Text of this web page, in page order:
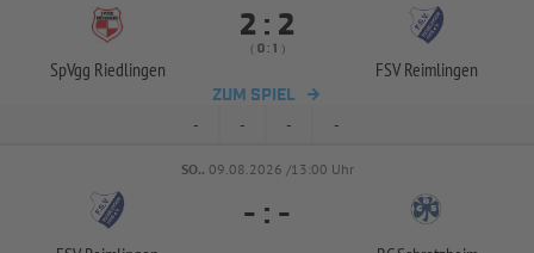
SpVgg Riedlingen
 : 
( :  )
FSV Reimlingen
ZUM SPIEL
- - - -
SO.. 09.08.2026 /13:00 Uhr
- : -